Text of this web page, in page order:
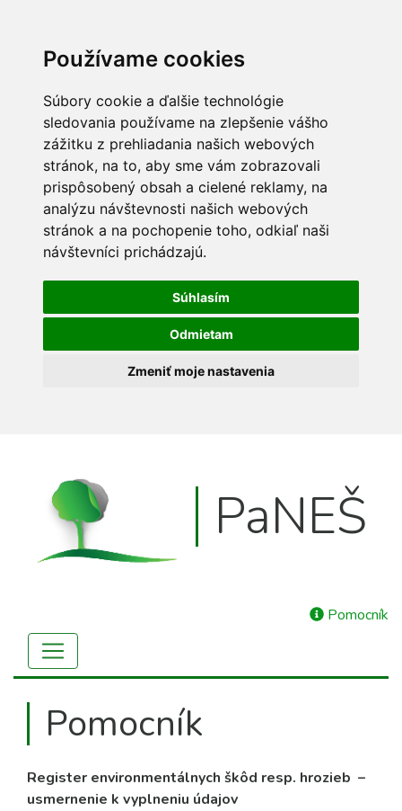
Používame cookies
Súbory cookie a ďalšie technológie
sledovania používame na zlepšenie vášho
zážitku z prehliadania našich webových
stránok, na to, aby sme vám zobrazovali
prispôsobený obsah a cielené reklamy, na
analýzu návštevnosti našich webových
stránok a na pochopenie toho, odkiaľ naši
návštevníci prichádzajú.
Súhlasím
Odmietam
Zmeniť moje nastavenia
PaNEŠ
Pomocník
Pomocník
Register environmentálnych škôd resp. hrozieb –
usmernenie k vyplneniu údajov